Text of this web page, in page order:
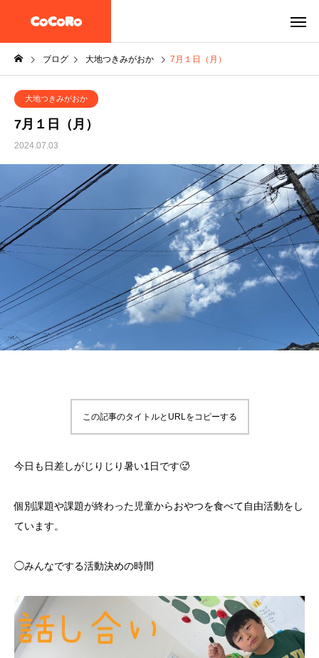
ブログ 大地つきみがおか 7月１日（月）
大地つきみがおか
7月１日（月）
2024.07.03
この記事のタイトルとURLをコピーする
今日も日差しがじりじり暑い1日です🥵
個別課題や課題が終わった児童からおやつを食べて自由活動をし
ています。
◯みんなでする活動決めの時間